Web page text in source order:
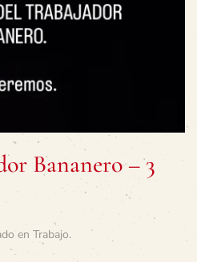
Bananero – 3
en Trabajo.